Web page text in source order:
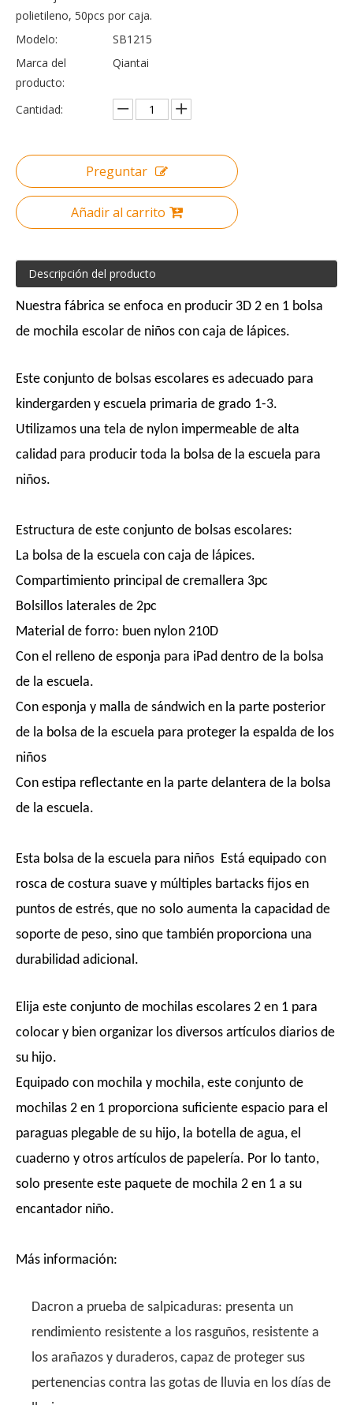
polietileno, 50pcs por caja.
Modelo:
SB1215
Marca del
producto:
Qiantai
Cantidad:
Preguntar
Añadir al carrito
Descripción del producto
Nuestra fábrica se enfoca en producir 3D 2 en 1 bolsa
de mochila escolar de niños con caja de lápices.
Este conjunto de bolsas escolares es adecuado para
kindergarden y escuela primaria de grado 1-3.
Utilizamos una tela de nylon impermeable de alta
calidad para producir toda la bolsa de la escuela para
niños.
Estructura de este conjunto de bolsas escolares:
La bolsa de la escuela con caja de lápices.
Compartimiento principal de cremallera 3pc
Bolsillos laterales de 2pc
Material de forro: buen nylon 210D
Con el relleno de esponja para iPad dentro de la bolsa
de la escuela.
Con esponja y malla de sándwich en la parte posterior
de la bolsa de la escuela para proteger la espalda de los
niños
Con estipa reflectante en la parte delantera de la bolsa
de la escuela.
Esta bolsa de la escuela para niños Está equipado con
rosca de costura suave y múltiples bartacks fijos en
puntos de estrés, que no solo aumenta la capacidad de
soporte de peso, sino que también proporciona una
durabilidad adicional.
Elija este conjunto de mochilas escolares 2 en 1 para
colocar y bien organizar los diversos artículos diarios de
su hijo.
Equipado con mochila y mochila, este conjunto de
mochilas 2 en 1 proporciona suficiente espacio para el
paraguas plegable de su hijo, la botella de agua, el
cuaderno y otros artículos de papelería. Por lo tanto,
solo presente este paquete de mochila 2 en 1 a su
encantador niño.
Más información:
Dacron a prueba de salpicaduras: presenta un
rendimiento resistente a los rasguños, resistente a
los arañazos y duraderos, capaz de proteger sus
pertenencias contra las gotas de lluvia en los días de